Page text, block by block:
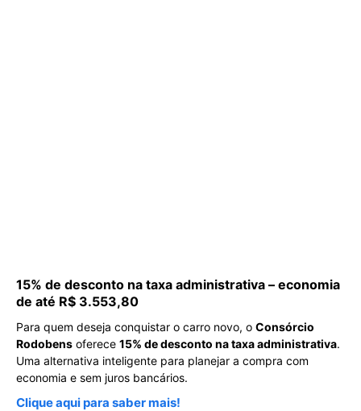
15% de desconto na taxa administrativa – economia
de até R$ 3.553,80
Para quem deseja conquistar o carro novo, o Consórcio
Rodobens oferece 15% de desconto na taxa administrativa.
Uma alternativa inteligente para planejar a compra com
economia e sem juros bancários.
Clique aqui para saber mais!